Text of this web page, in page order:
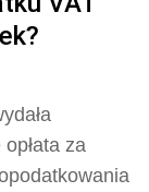
opłata za